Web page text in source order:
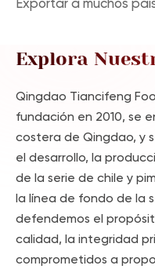
Exportar a muchos
Explora
Qingdao Tiancifeng
fundación en 2010, se
costera de Qingdao, y
el desarrollo, la
de la serie de chile y
la línea de fondo de la
defendemos el
calidad, la integridad
comprometidos a